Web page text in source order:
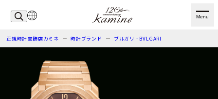
Menu
正規時計宝飾店カミネ 時計ブランド ブルガリ - BVLGARI